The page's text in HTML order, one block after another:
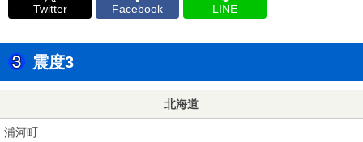
Twitter Facebook LINE
震度3
北海道
浦河町